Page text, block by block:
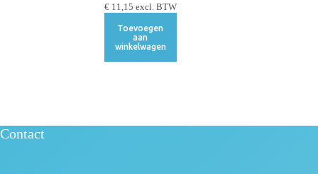
€11,15 excl. BTW
Toevoegen
aan
winkelwagen
Contact